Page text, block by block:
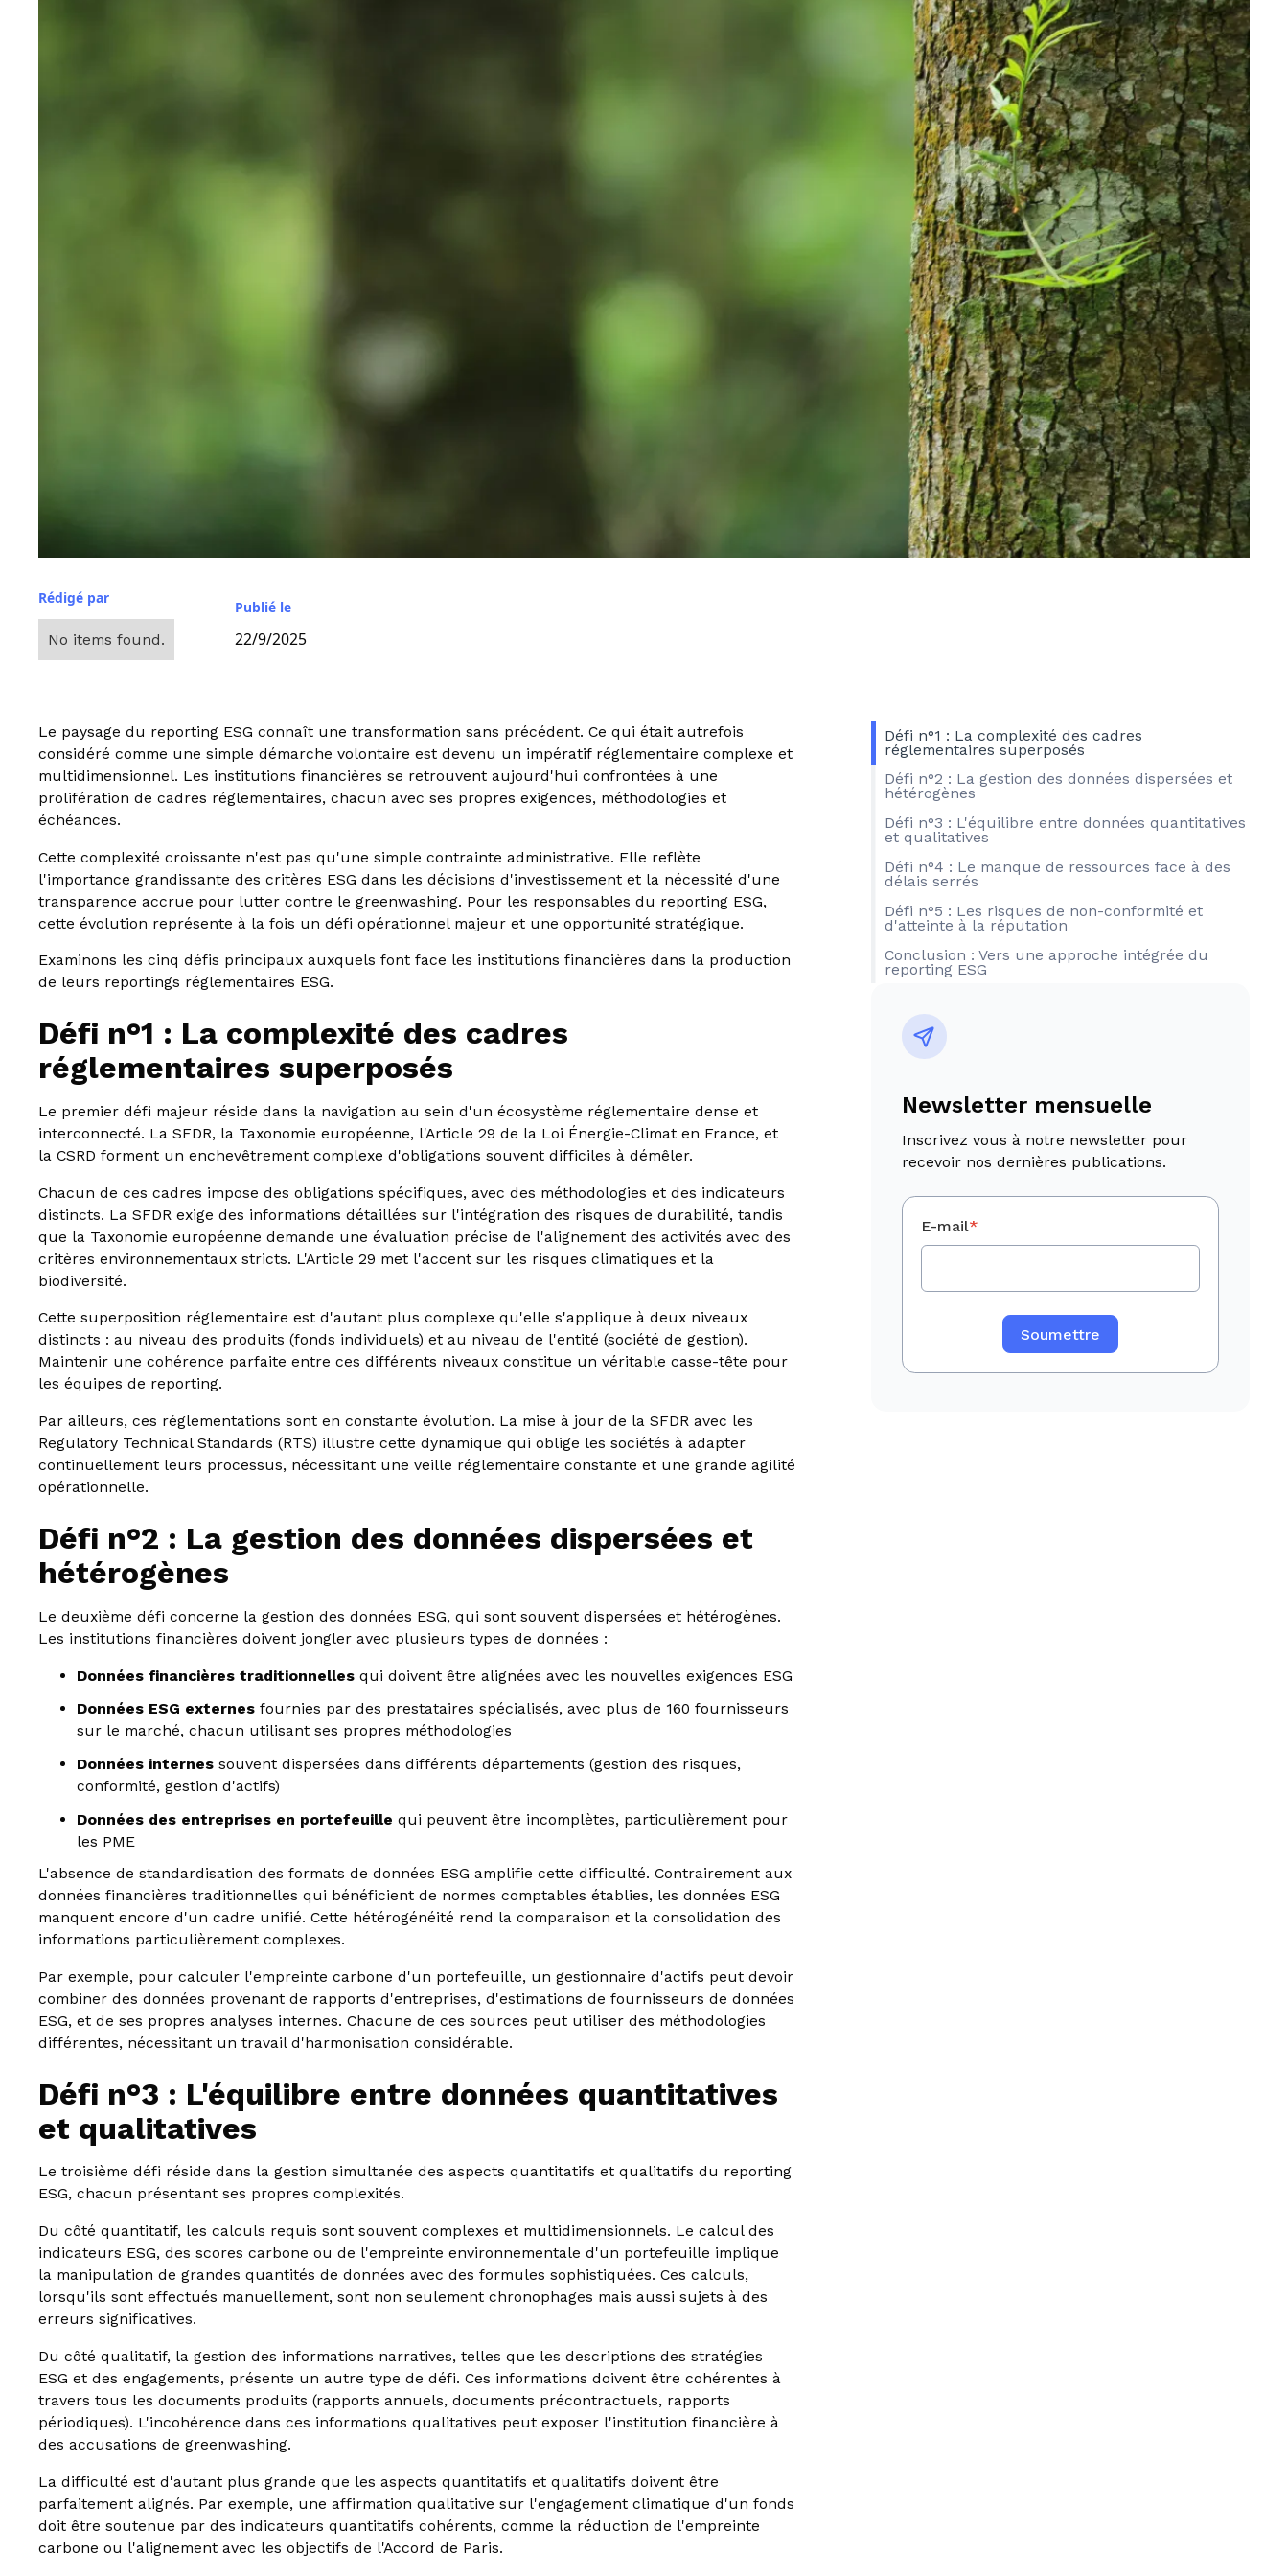
Rédigé par
No items found.
Publié le
22/9/2025
Le paysage du reporting ESG connaît une transformation sans précédent. Ce qui était autrefois
considéré comme une simple démarche volontaire est devenu un impératif réglementaire complexe et
multidimensionnel. Les institutions financières se retrouvent aujourd'hui confrontées à une
prolifération de cadres réglementaires, chacun avec ses propres exigences, méthodologies et
échéances.
Cette complexité croissante n'est pas qu'une simple contrainte administrative. Elle reflète
l'importance grandissante des critères ESG dans les décisions d'investissement et la nécessité d'une
transparence accrue pour lutter contre le greenwashing. Pour les responsables du reporting ESG,
cette évolution représente à la fois un défi opérationnel majeur et une opportunité stratégique.
Examinons les cinq défis principaux auxquels font face les institutions financières dans la production
de leurs reportings réglementaires ESG.
Défi n°1 : La complexité des cadres
réglementaires superposés
Le premier défi majeur réside dans la navigation au sein d'un écosystème réglementaire dense et
interconnecté. La SFDR, la Taxonomie européenne, l'Article 29 de la Loi Énergie-Climat en France, et
la CSRD forment un enchevêtrement complexe d'obligations souvent difficiles à démêler.
Chacun de ces cadres impose des obligations spécifiques, avec des méthodologies et des indicateurs
distincts. La SFDR exige des informations détaillées sur l'intégration des risques de durabilité, tandis
que la Taxonomie européenne demande une évaluation précise de l'alignement des activités avec des
critères environnementaux stricts. L'Article 29 met l'accent sur les risques climatiques et la
biodiversité.
Cette superposition réglementaire est d'autant plus complexe qu'elle s'applique à deux niveaux
distincts : au niveau des produits (fonds individuels) et au niveau de l'entité (société de gestion).
Maintenir une cohérence parfaite entre ces différents niveaux constitue un véritable casse-tête pour
les équipes de reporting.
Par ailleurs, ces réglementations sont en constante évolution. La mise à jour de la SFDR avec les
Regulatory Technical Standards (RTS) illustre cette dynamique qui oblige les sociétés à adapter
continuellement leurs processus, nécessitant une veille réglementaire constante et une grande agilité
opérationnelle.
Défi n°2 : La gestion des données dispersées et
hétérogènes
Le deuxième défi concerne la gestion des données ESG, qui sont souvent dispersées et hétérogènes.
Les institutions financières doivent jongler avec plusieurs types de données :
Données financières traditionnellesqui doivent être alignées avec les nouvelles exigences ESG
Données ESG externesfournies par des prestataires spécialisés, avec plus de 160 fournisseurs
sur le marché, chacun utilisant ses propres méthodologies
Données internessouvent dispersées dans différents départements (gestion des risques,
conformité, gestion d'actifs)
Données des entreprises en portefeuille qui peuvent être incomplètes, particulièrement pour
les PME
L'absence de standardisation des formats de données ESG amplifie cette difficulté. Contrairement aux
données financières traditionnelles qui bénéficient de normes comptables établies, les données ESG
manquent encore d'un cadre unifié. Cette hétérogénéité rend la comparaison et la consolidation des
informations particulièrement complexes.
Par exemple, pour calculer l'empreinte carbone d'un portefeuille, un gestionnaire d'actifs peut devoir
combiner des données provenant de rapports d'entreprises, d'estimations de fournisseurs de données
ESG, et de ses propres analyses internes. Chacune de ces sources peut utiliser des méthodologies
différentes, nécessitant un travail d'harmonisation considérable.
Défi n°3 : L'équilibre entre données quantitatives
et qualitatives
Le troisième défi réside dans la gestion simultanée des aspects quantitatifs et qualitatifs du reporting
ESG, chacun présentant ses propres complexités.
Du côté quantitatif, les calculs requis sont souvent complexes et multidimensionnels. Le calcul des
indicateurs ESG, des scores carbone ou de l'empreinte environnementale d'un portefeuille implique
la manipulation de grandes quantités de données avec des formules sophistiquées. Ces calculs,
lorsqu'ils sont effectués manuellement, sont non seulement chronophages mais aussi sujets à des
erreurs significatives.
Du côté qualitatif, la gestion des informations narratives, telles que les descriptions des stratégies
ESG et des engagements, présente un autre type de défi. Ces informations doivent être cohérentes à
travers tous les documents produits (rapports annuels, documents précontractuels, rapports
périodiques). L'incohérence dans ces informations qualitatives peut exposer l'institution financière à
des accusations de greenwashing.
La difficulté est d'autant plus grande que les aspects quantitatifs et qualitatifs doivent être
parfaitement alignés. Par exemple, une affirmation qualitative sur l'engagement climatique d'un fonds
doit être soutenue par des indicateurs quantitatifs cohérents, comme la réduction de l'empreinte
carbone ou l'alignement avec les objectifs de l'Accord de Paris.
Défi n°1 : La complexité des cadres
réglementaires superposés
Défi n°2 : La gestion des données dispersées et
hétérogènes
Défi n°3 : L'équilibre entre données quantitatives
et qualitatives
Défi n°4 : Le manque de ressources face à des
délais serrés
Défi n°5 : Les risques de non-conformité et
d'atteinte à la réputation
Conclusion : Vers une approche intégrée du
reporting ESG
Newsletter mensuelle
Inscrivez vous à notre newsletter pour
recevoir nos dernières publications.
E-mail*